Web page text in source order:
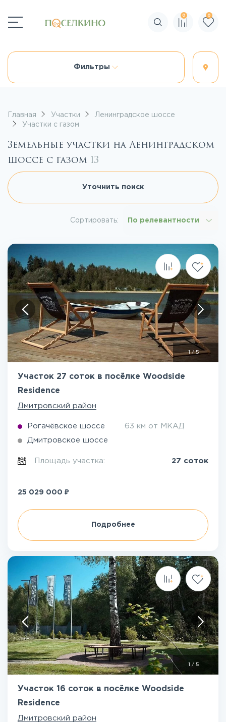
Поиск по сайту
0 0
Фильтры
Главная Участки
Ленинградское шоссе
Участки с газом
Земельные участки на Ленинградском
шоссе с газом 13
Уточнить поиск
Сортировать: По релевантности
1/5
Участок 27 соток в посёлке Woodside
Residence
Дмитровский район
Рогачёвское шоссе 63 км от МКАД
Дмитровское шоссе
Площадь участка: 27 соток
25 029 000 ₽
Подробнее
/ 5
Участок 16 соток в посёлке Woodside
Residence
Дмитровский район